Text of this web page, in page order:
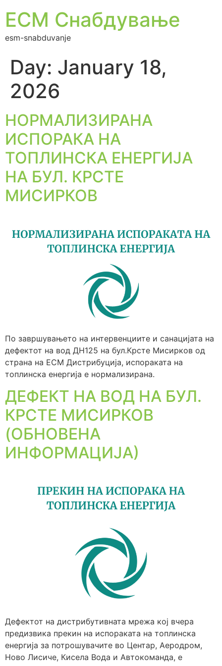
ЕСМ Снабдување
esm-snabduvanje
Day: January 18,
2026
НОРМАЛИЗИРАНА
ИСПОРАКА НА
ТОПЛИНСКА ЕНЕРГИЈА
НА БУЛ. КРСТЕ
МИСИРКОВ
По завршувањето на интервенциите и санацијата на
дефектот на вод ДН125 на бул.Крсте Мисирков од
страна на ЕСМ Дистрибуција, испораката на
топлинска енергија е нормализирана.
ДЕФЕКТ НА ВОД НА БУЛ.
КРСТЕ МИСИРКОВ
(ОБНОВЕНА
ИНФОРМАЦИЈА)
Дефектот на дистрибутивната мрежа кој вчера
предизвика прекин на испораката на топлинска
енергија за потрошувачите во Центар, Аеродром,
Ново Лисиче, Кисела Вода и Автокоманда, е